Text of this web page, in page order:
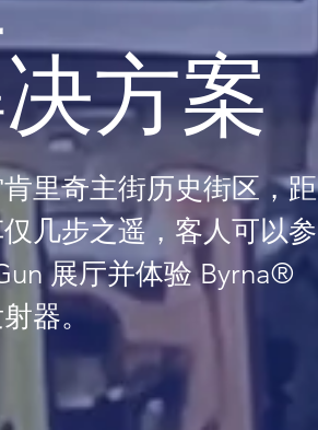
方案
里奇主街历史街区，距
几步之遥，客人可以参
展厅并体验 Byrna®
器。